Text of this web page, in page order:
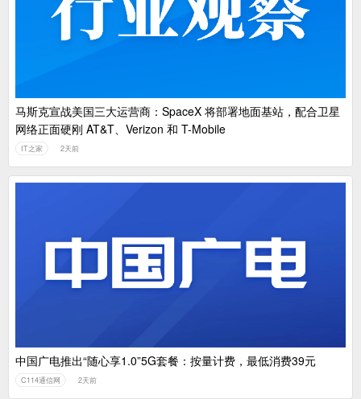
马斯克宣战美国三大运营商：SpaceX 将部署地面基站，配合卫星
网络正面硬刚 AT&T、Verizon 和 T-Mobile
IT之家 2天前
中国广电推出“随心享1.0”5G套餐：按量计费，最低消费39元
C114通信网 2天前